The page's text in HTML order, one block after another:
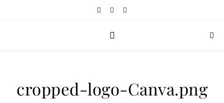
cropped-logo-Canva.png